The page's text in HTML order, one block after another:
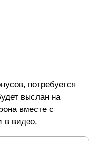
потребуется
выслан на
вместе с
в видео.